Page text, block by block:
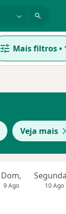
Mais filtros•
Veja mais
Dom,
9 Ago 10 Ago